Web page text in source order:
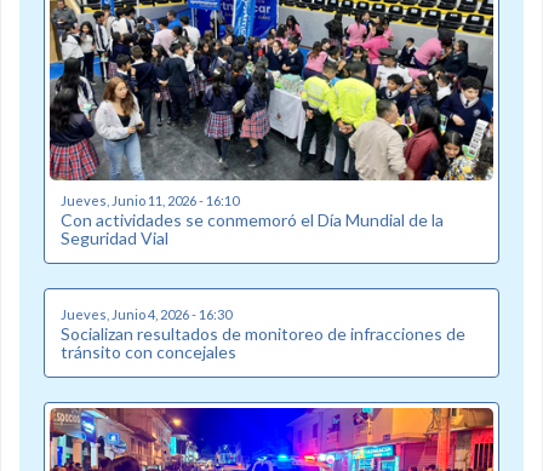
Jueves, Junio 11, 2026 - 16:10
Con actividades se conmemoró el Día Mundial de la
Seguridad Vial
Jueves, Junio 4, 2026 - 16:30
Socializan resultados de monitoreo de infracciones de
tránsito con concejales